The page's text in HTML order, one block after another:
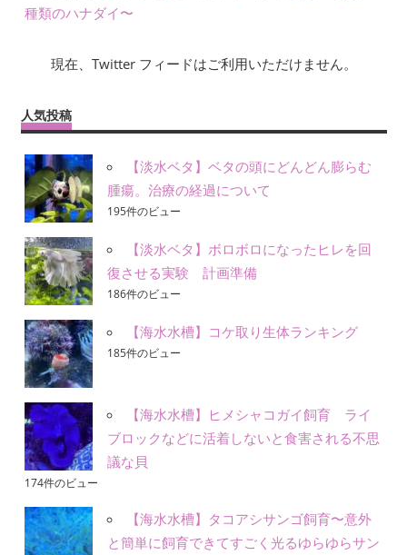
種類のハナダイ〜
現在、Twitter フィードはご利用いただけません。
人気投稿
【淡水ベタ】ベタの頭にどんどん膨らむ
腫瘍。治療の経過について
195件のビュー
【淡水ベタ】ボロボロになったヒレを回
復させる実験 計画準備
186件のビュー
【海水水槽】コケ取り生体ランキング
185件のビュー
【海水水槽】ヒメシャコガイ飼育 ライ
ブロックなどに活着しないと食害される不思
議な貝
174件のビュー
【海水水槽】タコアシサンゴ飼育〜意外
と簡単に飼育できてすごく光るゆらゆらサン